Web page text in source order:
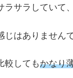
ラサラしていて
じはありません
較してもかなり